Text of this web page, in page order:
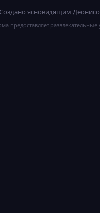
ясновидящим
предоставляет развлекательные